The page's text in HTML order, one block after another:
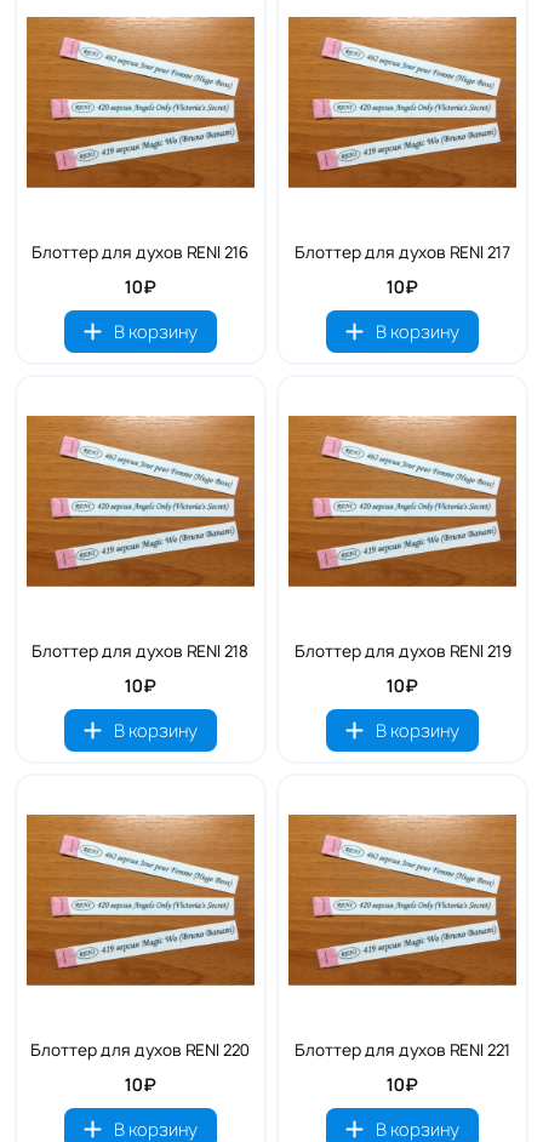
Блоттер для духов RENI 216
10₽
В корзину
Блоттер для духов RENI 217
10₽
В корзину
Блоттер для духов RENI 218
10₽
В корзину
Блоттер для духов RENI 219
10₽
В корзину
Блоттер для духов RENI 220
10₽
В корзину
Блоттер для духов RENI 221
10₽
В корзину